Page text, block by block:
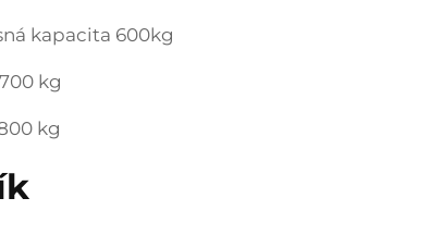
kapacita 600kg
kg
kg